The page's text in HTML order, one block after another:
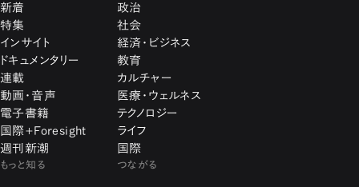
新着
特集
インサイト
ドキュメンタリー
連載
動画・音声
電子書籍
国際+Foresight
週刊新潮
政治
社会
経済・ビジネス
教育
カルチャー
医療・ウェルネス
テクノロジー
ライフ
国際
もっと知る つながる